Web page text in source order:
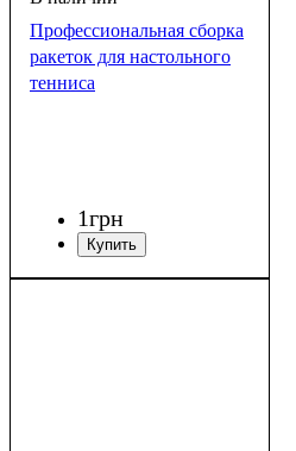
Профессиональная сборка
ракеток для настольного
тенниса
1грн